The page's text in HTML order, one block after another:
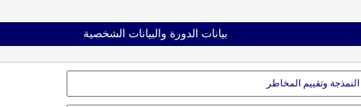
بيانات الدورة والبيانات الشخصية